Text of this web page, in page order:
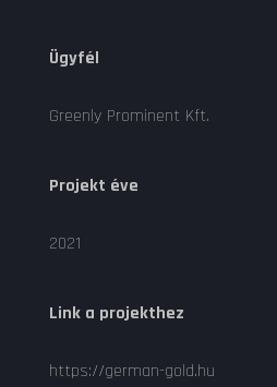
Ügyfél
Greenly Prominent Kft.
Projekt éve
2021
Link a projekthez
https://german-gold.hu